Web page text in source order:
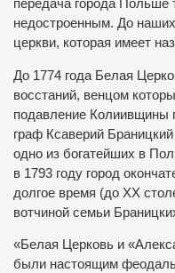
передача города Польше
недостроенным. До
церкви, которая имеет
До 1774 года Белая
восстаний, венцом
подавление Колиивщины
граф Ксаверий
одно из богатейших в
в 1793 году город
долгое время (до ХХ
вотчиной семьи
«Белая Церковь и
были настоящим